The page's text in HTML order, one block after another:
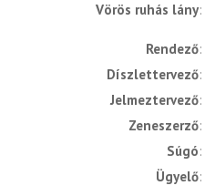
Vörös ruhás lány
rendező
díszlettervező
jelmeztervező
zeneszerző
súgó
ügyelő